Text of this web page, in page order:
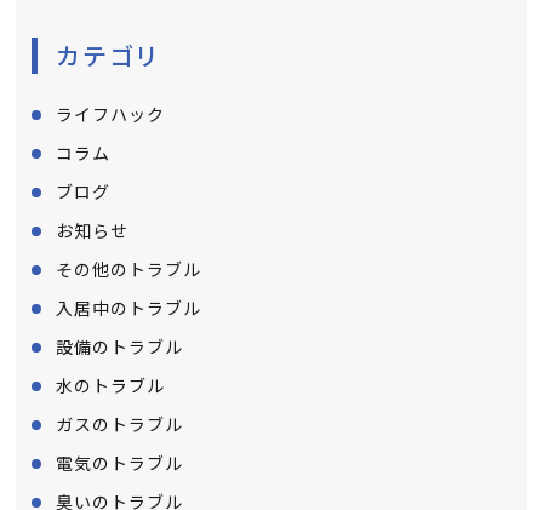
カテゴリ
ライフハック
コラム
ブログ
お知らせ
その他のトラブル
入居中のトラブル
設備のトラブル
水のトラブル
ガスのトラブル
電気のトラブル
臭いのトラブル